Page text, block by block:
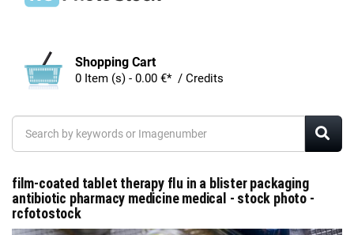
Shopping Cart
0 Item (s) - 0.00 €* / Credits
film-coated tablet therapy flu in a blister packaging
antibiotic pharmacy medicine medical - stock photo -
rcfotostock